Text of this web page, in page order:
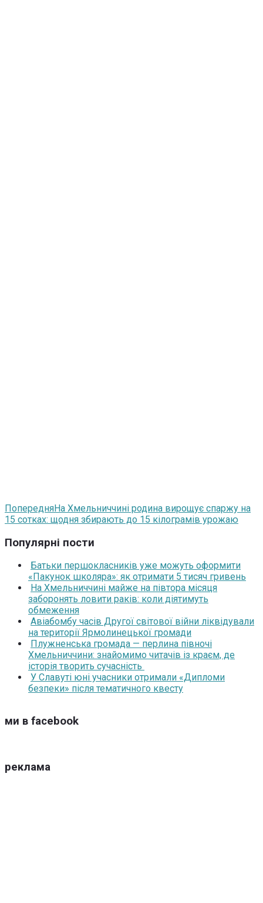
ПопередняНа Хмельниччині родина вирощує спаржу на
15 сотках: щодня збирають до 15 кілограмів урожаю
Популярні пости
Батьки першокласників уже можуть оформити
«Пакунок школяра»: як отримати 5 тисяч гривень
На Хмельниччині майже на півтора місяця
заборонять ловити раків: коли діятимуть
обмеження
Авіабомбу часів Другої світової війни ліквідували
на території Ярмолинецької громади
Плужненська громада — перлина півночі
Хмельниччини: знайомимо читачів із краєм, де
історія творить сучасність
У Славуті юні учасники отримали «Дипломи
безпеки» після тематичного квесту
ми в facebook
реклама